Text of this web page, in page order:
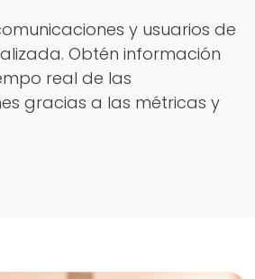
y usuarios de
Obtén información
real de las
gracias a las métricas y